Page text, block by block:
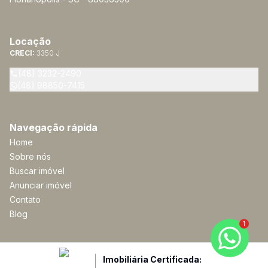
Locação
CRECI: 3350 J
Navegação rápida
Home
Sobre nós
Buscar imóvel
Anunciar imóvel
Contato
Blog
Imobiliária Certificada:
1